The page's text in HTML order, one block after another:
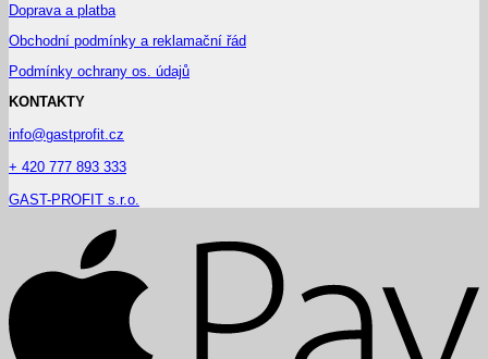
Doprava a platba
Obchodní podmínky a reklamační řád
Podmínky ochrany os. údajů
KONTAKTY
info@gastprofit.cz
+ 420 777 893 333
GAST-PROFIT s.r.o.